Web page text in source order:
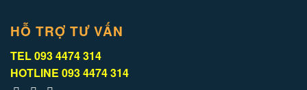
HỖ TRỢ TƯ VẤN
TEL093 4474 314
HOTLINE 093 4474 314